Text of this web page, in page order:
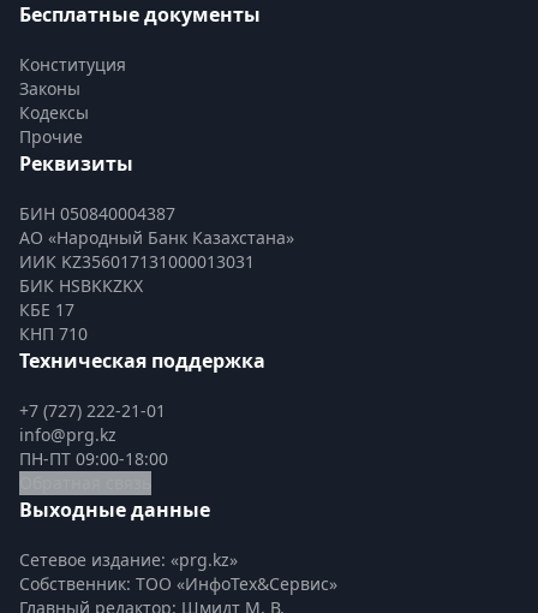
Бесплатные документы
Конституция
Законы
Кодексы
Прочие
Реквизиты
БИН 050840004387
АО «Народный Банк Казахстана»
ИИК KZ356017131000013031
БИК HSBKKZKX
КБЕ 17
КНП 710
Техническая поддержка
+7 (727) 222-21-01
info@prg.kz
ПН-ПТ 09:00-18:00
Выходные данные
Сетевое издание: «prg.kz»
Собственник: ТОО «ИнфоТех&Сервис»
Главный редактор: Шмидт М. В.